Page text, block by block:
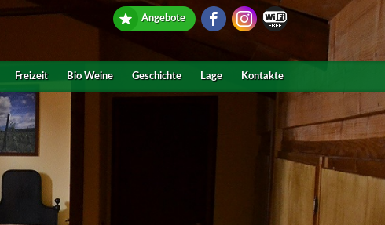
Angebote
Freizeit Bio Weine Geschichte Lage Kontakte